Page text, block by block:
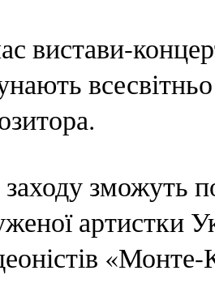
вистави-
заходу зможуть
артистки